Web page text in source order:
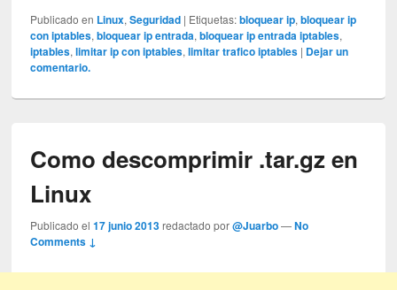
Publicado en Linux,Seguridad | Etiquetas: bloquear ip,bloquear ip
con iptables,bloquear ip entrada,bloquear ip entrada iptables,
iptables,limitar ip con iptables,limitar trafico iptables | Dejar un
comentario.
Como descomprimir .tar.gz en
Linux
Publicado el17 junio 2013 redactado por@Juarbo —No
Comments ↓